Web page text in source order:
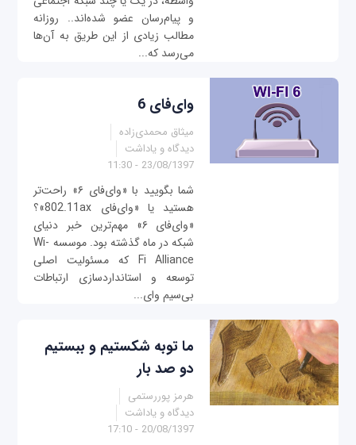
و پیام‌رسان عضو شده‌اند.. روزانه
مطالب زیادی از این طریق به آن‌ها
می‌رسد که...
وای‌فای 6
میثاق محمدی‌زاده
دیدگاه و یاداشت
23/08/1397 - 11:30
شما بگویید با «وای‌فای ۶» راحت‌تر
هستید یا «وای‌فای 802.11ax»؟
«وای‌فای ۶» مهم‌ترین خبر دنیای
شبکه در ماه گذشته بود. موسسه Wi-
Fi Alliance که مسئولیت اصلی
توسعه و استانداردسازی ارتباطات
بی‌سیم وای‌...
ما توبه شکستیم و ببستیم
دو صد بار
هرمز پوررستمی
دیدگاه و یاداشت
20/08/1397 - 17:10